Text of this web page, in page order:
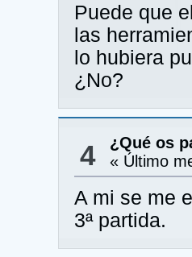
Puede que
las
lo hubiera
¿No?
4
¿Qué os
« Último
A mi se me
3ª partida.